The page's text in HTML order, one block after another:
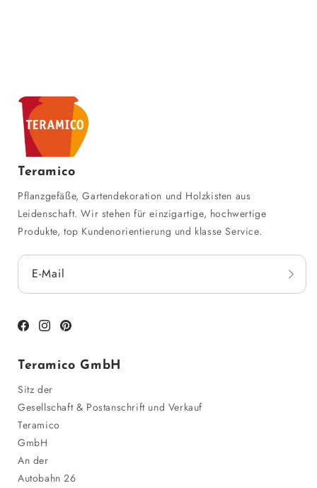
Teramico
Pflanzgefäße, Gartendekoration und Holzkisten aus
Leidenschaft. Wir stehen für einzigartige, hochwertige
Produkte, top Kundenorientierung und klasse Service.
E-Mail
Facebook
InstagramPinterest
Teramico GmbH
Sitz der
Gesellschaft & Postanschrift und Verkauf
Teramico
GmbH
An der
Autobahn 26